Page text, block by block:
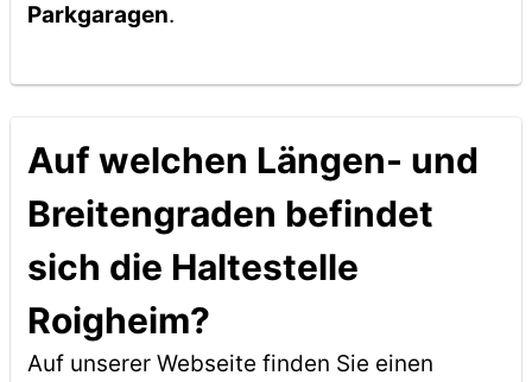
Parkgaragen.
Auf welchen Längen- und
Breitengraden befindet
sich die Haltestelle
Roigheim?
Auf unserer Webseite finden Sie einen